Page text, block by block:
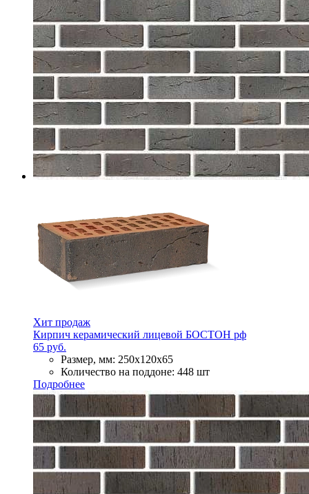
Хит продаж
Кирпич керамический лицевой БОСТОН рф
65 руб.
Размер, мм: 250х120х65
Количество на поддоне: 448 шт
Подробнее